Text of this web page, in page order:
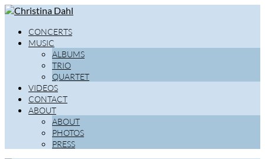
CONCERTS
MUSIC
ALBUMS
TRIO
QUARTET
VIDEOS
CONTACT
ABOUT
ABOUT
PHOTOS
PRESS